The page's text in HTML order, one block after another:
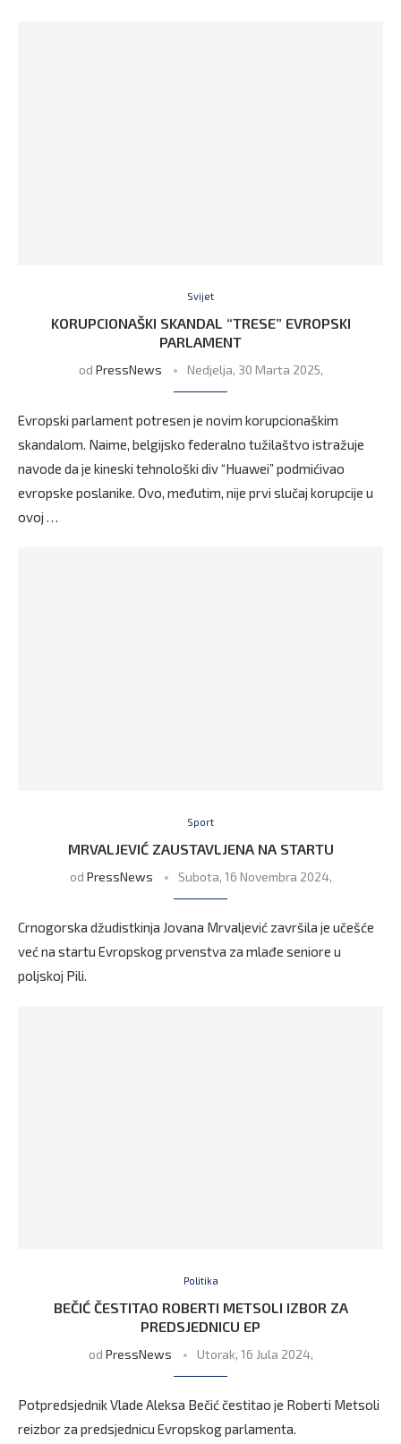
Svijet
KORUPCIONAŠKI SKANDAL “TRESE” EVROPSKI
PARLAMENT
od PressNews Nedjelja, 30 Marta 2025,
Evropski parlament potresen je novim korupcionaškim
skandalom. Naime, belgijsko federalno tužilaštvo istražuje
navode da je kineski tehnološki div “Huawei” podmićivao
evropske poslanike. Ovo, međutim, nije prvi slučaj korupcije u
ovoj …
Sport
MRVALJEVIĆ ZAUSTAVLJENA NA STARTU
od PressNews Subota, 16 Novembra 2024,
Crnogorska džudistkinja Jovana Mrvaljević završila je učešće
već na startu Evropskog prvenstva za mlađe seniore u
poljskoj Pili.
Politika
BEČIĆ ČESTITAO ROBERTI METSOLI IZBOR ZA
PREDSJEDNICU EP
od PressNews Utorak, 16 Jula 2024,
Potpredsjednik Vlade Aleksa Bečić čestitao je Roberti Metsoli
reizbor za predsjednicu Evropskog parlamenta.